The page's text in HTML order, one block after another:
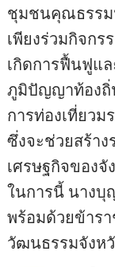
ชุมชนคุณธรรม
เพียงร่วมกิจก
เกิดการฟื้นฟูแ
ภูมิปัญญาท้องถิ่
การท่องเที่ยว
ซึ่งจะช่วยสร้า
เศรษฐกิจของจั
ในการนี้ นาง
พร้อมด้วยข้าร
วัฒนธรรมจังห